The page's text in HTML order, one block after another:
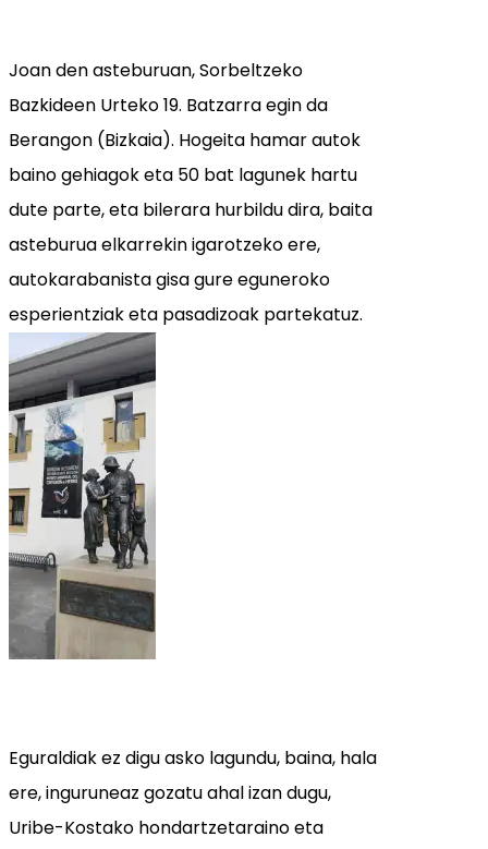
Joan den asteburuan, Sorbeltzeko
Bazkideen Urteko 19. Batzarra egin da
Berangon (Bizkaia). Hogeita hamar autok
baino gehiagok eta 50 bat lagunek hartu
dute parte, eta bilerara hurbildu dira, baita
asteburua elkarrekin igarotzeko ere,
autokarabanista gisa gure eguneroko
esperientziak eta pasadizoak partekatuz.
Eguraldiak ez digu asko lagundu, baina, hala
ere, inguruneaz gozatu ahal izan dugu,
Uribe-Kostako hondartzetaraino eta